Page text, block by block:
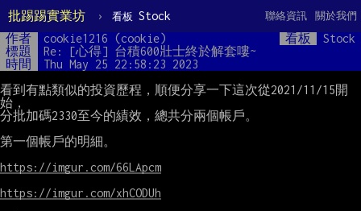
批踢踢實業坊 › 看板 Stock 關於我們
聯絡資訊
作者 cookie1216 (cookie) 看板
Stock
標題
Re: [心得] 台積600壯士終於解套嘍~
時間
Thu May 25 22:58:23 2023
看到有點類似的投資歷程，順便分享一下這次從2021/11/15開
始，
分批加碼2330至今的績效，總共分兩個帳戶。
第一個帳戶的明細。
https://imgur.com/66LApcm
https://imgur.com/xhCODUh